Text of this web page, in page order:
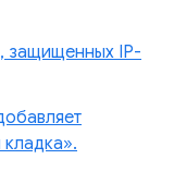
защищенных IP-